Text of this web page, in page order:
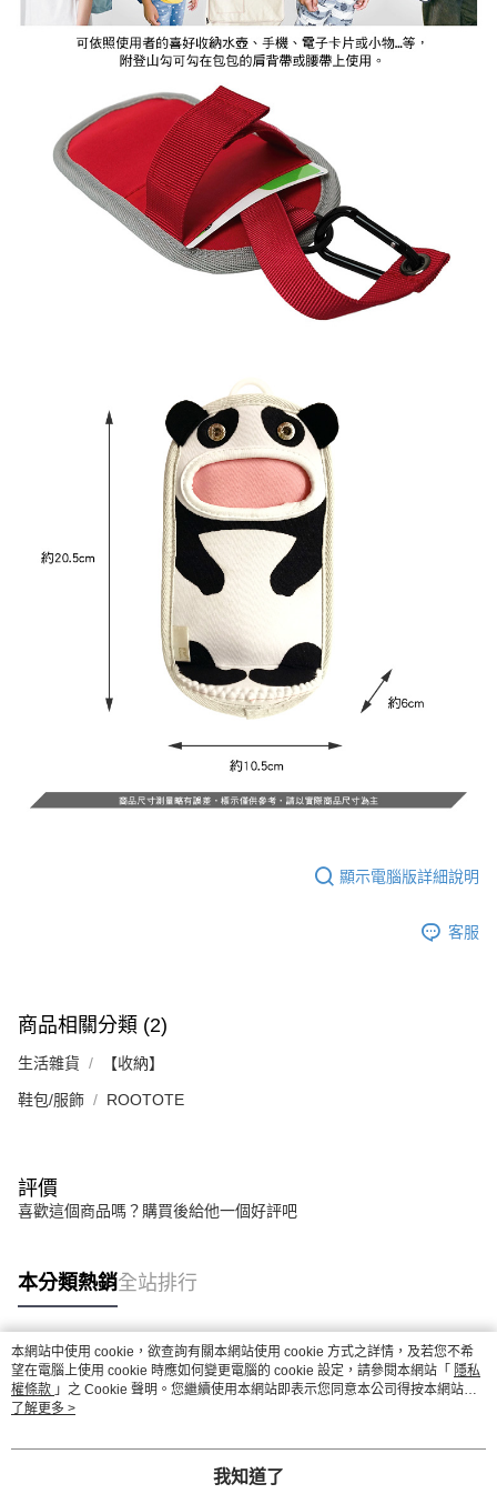
顯示電腦版詳細說明
客服
商品相關分類 (2)
生活雜貨 【收納】
鞋包/服飾 ROOTOTE
評價
喜歡這個商品嗎？購買後給他一個好評吧
本分類熱銷全站排行
熱門標籤
本網站中使用 cookie，欲查詢有關本網站使用 cookie 方式之詳情，及若您不希
望在電腦上使用 cookie 時應如何變更電腦的 cookie 設定，請參閱本網站「 隱私
權條款 」之 Cookie 聲明。您繼續使用本網站即表示您同意本公司得按本網站使
用條款之 Cookie 聲明使用 cookie。
了解更多 >
我知道了